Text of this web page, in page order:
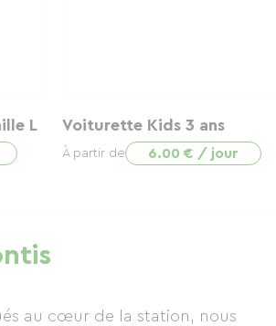
L Voiturette Kids 3 ans
À partir de 6.00 € / jour
au cœur de la station, nous